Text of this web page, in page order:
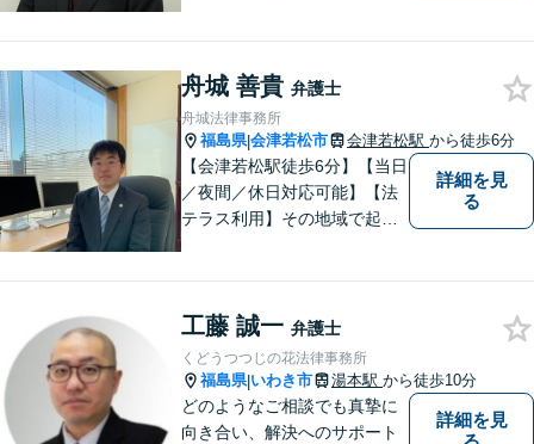
った」と思っていただけるよ
うに全力を尽くしていきま
す。
舟城 善貴 弁護士
舟城法律事務所
福島県|会津若松市 会津若松駅 から徒歩6分
【会津若松駅徒歩6分】【当日
／夜間／休日対応可能】【法
テラス利用】その地域で起こ
原動力です。トラブルがより
複雑化してしまう前に、ぜひ
お気軽にご連絡ください。
詳細を見
る
工藤 誠一 弁護士
くどうつつじの花法律事務所
福島県|いわき市 湯本駅 から徒歩10分
どのようなご相談でも真摯に
向き合い、解決へのサポート
詳細を見